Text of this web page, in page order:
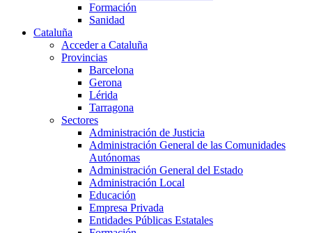
Formación
Sanidad
Cataluña
Acceder a Cataluña
Provincias
Barcelona
Gerona
Lérida
Tarragona
Sectores
Administración de Justicia
Administración General de las Comunidades
Autónomas
Administración General del Estado
Administración Local
Educación
Empresa Privada
Entidades Públicas Estatales